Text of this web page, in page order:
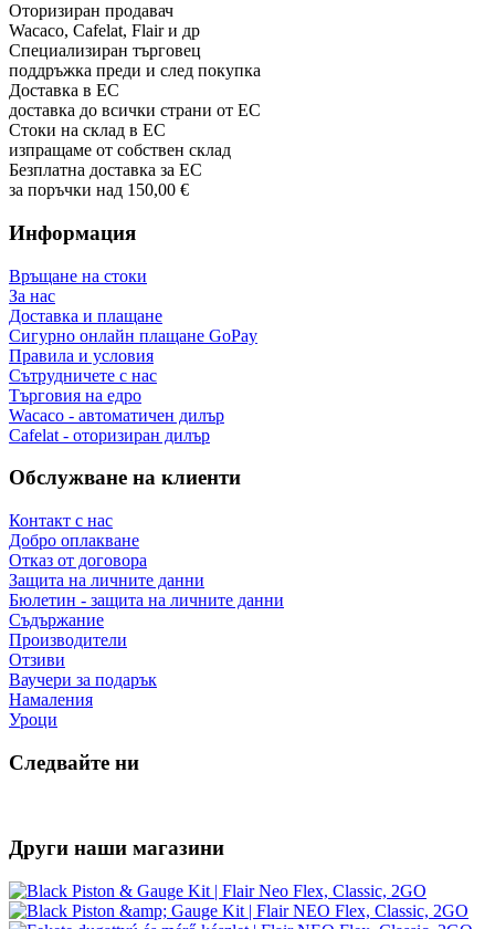
Оторизиран продавач
Wacaco, Cafelat, Flair и др
Специализиран търговец
поддръжка преди и след покупка
Доставка в ЕС
доставка до всички страни от ЕС
Стоки на склад в ЕС
изпращаме от собствен склад
Безплатна доставка за ЕС
за поръчки над 150,00 €
Информация
Връщане на стоки
За нас
Доставка и плащане
Сигурно онлайн плащане GoPay
Правила и условия
Сътрудничете с нас
Търговия на едро
Wacaco - автоматичен дилър
Cafelat - оторизиран дилър
Обслужване на клиенти
Контакт с нас
Добро оплакване
Отказ от договора
Защита на личните данни
Бюлетин - защита на личните данни
Съдържание
Производители
Отзиви
Ваучери за подарък
Намаления
Уроци
Следвайте ни
Други наши магазини